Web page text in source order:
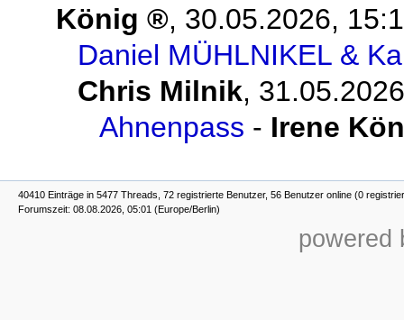
König
, 30.05.2026,
Daniel MÜHLNIKEL &
Chris Milnik,
Ahnenpass - Irene
40410 Einträge in 5477 Threads, 72 registrierte Benutzer, 56 Benutzer online (0
Forumszeit: 08.08.2026, 05:01 (Europe/Berlin)
powered